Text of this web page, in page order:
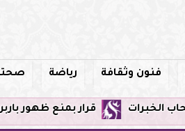
فنون وثقافة رياضة
قرار بمنع ظهور باربرا أونيل في مصر